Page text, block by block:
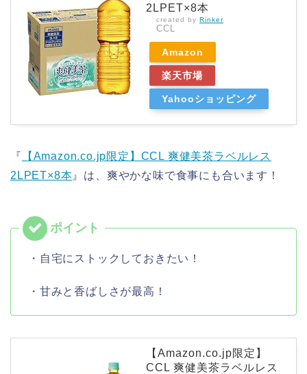
2LPET×8本
created by Rinker
CCL
Amazon
楽天市場
Yahooショッピング
『
【Amazon.co.jp限定】CCL 爽健美茶ラベルレス
2LPET×8本 』は、爽やかな味で食事にも合います！
・自宅にストックしておきたい！
・甘みと香ばしさが最高！
【Amazon.co.jp限定】
CCL 爽健美茶ラベルレス